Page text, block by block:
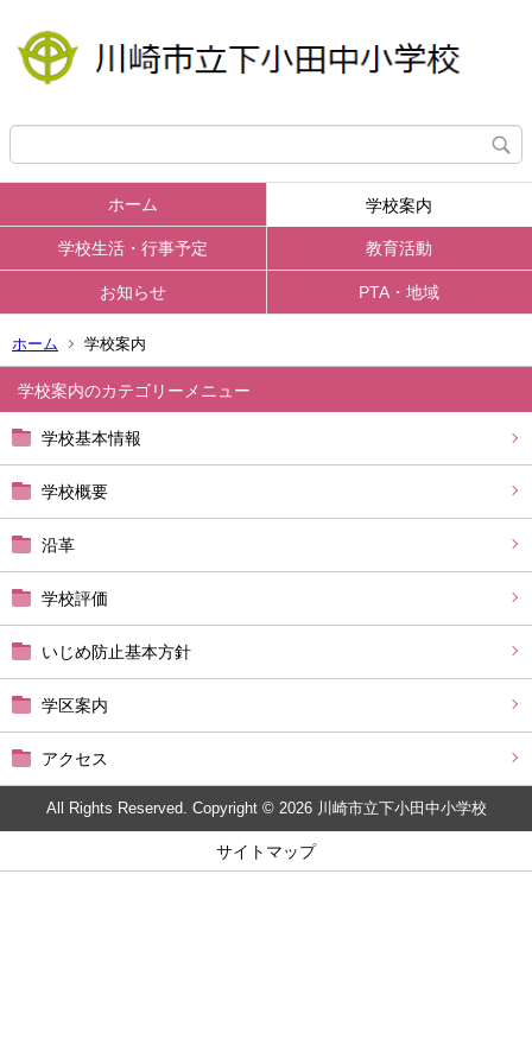
ホーム 学校案内
学校生活・行事予定 教育活動
お知らせ PTA・地域
ホーム 学校案内
学校案内
学校基本情報
学校概要
沿革
学校評価
いじめ防止基本方針
学区案内
アクセス
All Rights Reserved. Copyright © 2026 川崎市立下小田中小学校
サイトマップ